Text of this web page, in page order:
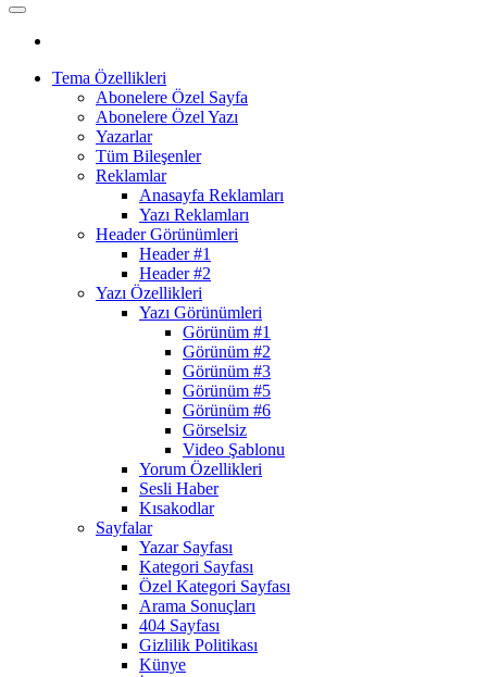
Tema Özellikleri
Abonelere Özel Sayfa
Abonelere Özel Yazı
Yazarlar
Tüm Bileşenler
Reklamlar
Anasayfa Reklamları
Yazı Reklamları
Header Görünümleri
Header #1
Header #2
Yazı Özellikleri
Yazı Görünümleri
Görünüm #1
Görünüm #2
Görünüm #3
Görünüm #5
Görünüm #6
Görselsiz
Video Şablonu
Yorum Özellikleri
Sesli Haber
Kısakodlar
Sayfalar
Yazar Sayfası
Kategori Sayfası
Özel Kategori Sayfası
Arama Sonuçları
404 Sayfası
Gizlilik Politikası
Künye